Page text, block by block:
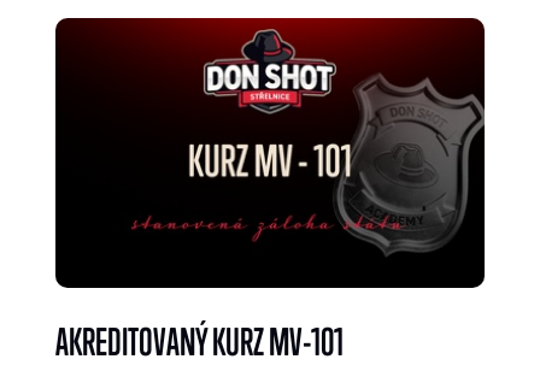
AKREDITOVANÝ KURZ MV-101